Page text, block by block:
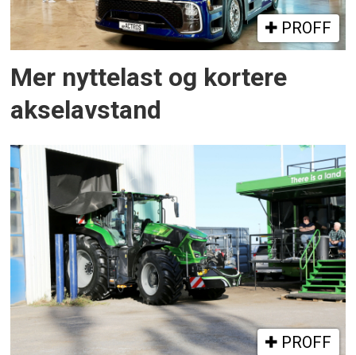
PROFF
Mer nyttelast og kortere
akselavstand
PROFF